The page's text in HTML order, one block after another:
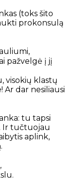
(toks šito
prokonsulą
pažvelgė į jį
visokių klastų
Ar dar nesiliausi
tu tapsi
Ir tučtuojau
aplink,